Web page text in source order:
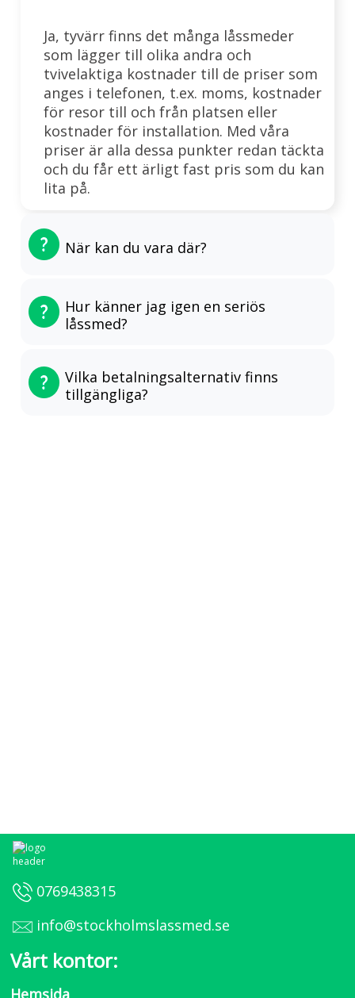
Ja, tyvärr finns det många låssmeder
som lägger till olika andra och
tvivelaktiga kostnader till de priser som
anges i telefonen, t.ex. moms, kostnader
för resor till och från platsen eller
kostnader för installation. Med våra
priser är alla dessa punkter redan täckta
och du får ett ärligt fast pris som du kan
lita på.
När kan du vara där?
Hur känner jag igen en seriös
låssmed?
Vilka betalningsalternativ finns
tillgängliga?
0769438315
info@stockholmslassmed.se
Vårt kontor:
Hemsida